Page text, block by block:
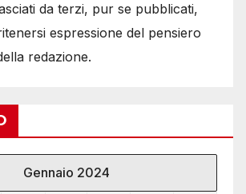
da terzi, pur se pubblicati,
espressione del pensiero
redazione.
Gennaio 2024